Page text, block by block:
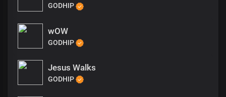
GODHIP
wOW
GODHIP
Jesus Walks
GODHIP